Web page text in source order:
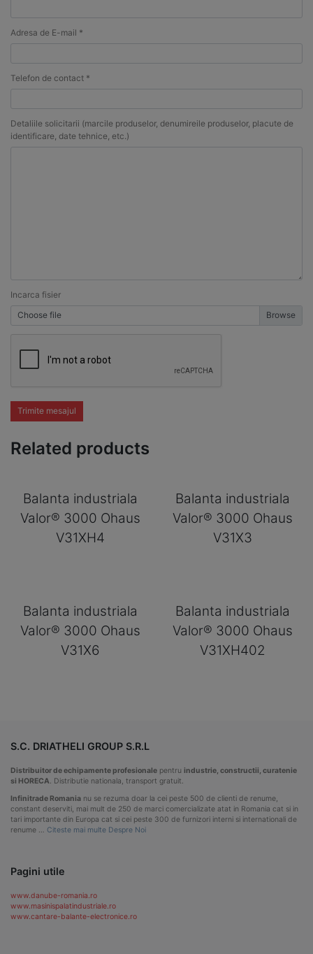
Adresa de E-mail *
Telefon de contact *
Detaliile solicitarii (marcile produselor, denumireile produselor, placute de
identificare, date tehnice, etc.)
Incarca fisier
Choose file
Trimite mesajul
Related products
Balanta industriala
Valor® 3000 Ohaus
V31XH4
Balanta industriala
Valor® 3000 Ohaus
V31X3
Balanta industriala
Valor® 3000 Ohaus
V31X6
Balanta industriala
Valor® 3000 Ohaus
V31XH402
S.C. DRIATHELI GROUP S.R.L
Distribuitor de echipamente profesionale pentru industrie, constructii, curatenie
si HORECA . Distributie nationala, transport gratuit.
Infinitrade Romania nu se rezuma doar la cei peste 500 de clienti de renume,
constant deserviti, mai mult de 250 de marci comercializate atat in Romania cat si in
tari importante din Europa cat si cei peste 300 de furnizori interni si internationali de
renume … Citeste mai multe Despre Noi
Pagini utile
www.danube-romania.ro
www.masinispalatindustriale.ro
www.cantare-balante-electronice.ro